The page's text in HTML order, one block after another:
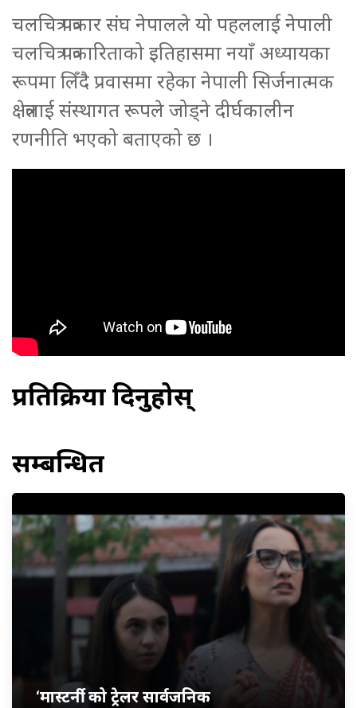
चलचित्र पत्रकार संघ नेपालले यो पहललाई नेपाली
चलचित्र पत्रकारिताको इतिहासमा नयाँ अध्यायका
रूपमा लिँदै प्रवासमा रहेका नेपाली सिर्जनात्मक
क्षेत्रलाई संस्थागत रूपले जोड्ने दीर्घकालीन
रणनीति भएको बताएको छ ।
प्रतिक्रिया दिनुहोस्
सम्बन्धित
‘मास्टर्नी’ को ट्रेलर सार्वजनिक